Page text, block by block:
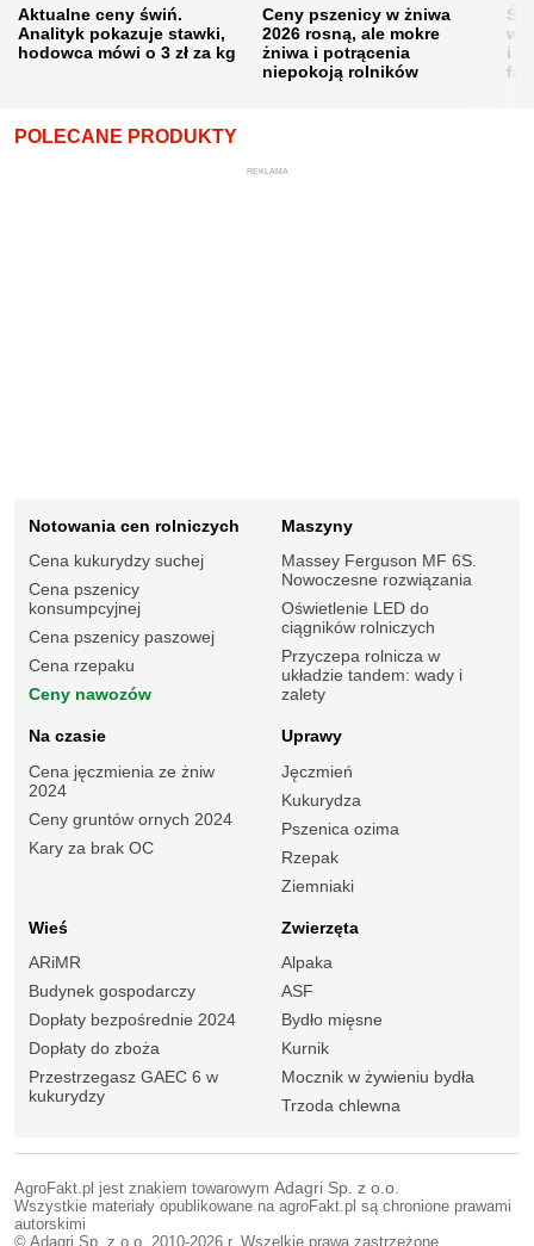
Aktualne ceny świń.
Analityk pokazuje stawki,
hodowca mówi o 3 zł za kg
Ceny pszenicy w żniwa
2026 rosną, ale mokre
żniwa i potrącenia
niepokoją rolników
i
POLECANE PRODUKTY
REKLAMA
Notowania cen rolniczych
Cena kukurydzy suchej
Cena pszenicy
konsumpcyjnej
Cena pszenicy paszowej
Cena rzepaku
Ceny nawozów
Maszyny
Massey Ferguson MF 6S.
Nowoczesne rozwiązania
Oświetlenie LED do
ciągników rolniczych
Przyczepa rolnicza w
układzie tandem: wady i
zalety
Na czasie
Cena jęczmienia ze żniw
2024
Ceny gruntów ornych 2024
Kary za brak OC
Uprawy
Jęczmień
Kukurydza
Pszenica ozima
Rzepak
Ziemniaki
Wieś
ARiMR
Budynek gospodarczy
Dopłaty bezpośrednie 2024
Dopłaty do zboża
Przestrzegasz GAEC 6 w
kukurydzy
Zwierzęta
Alpaka
ASF
Bydło mięsne
Kurnik
Mocznik w żywieniu bydła
Trzoda chlewna
AgroFakt.pl jest znakiem towarowym Adagri Sp. z o.o.
Wszystkie materiały opublikowane na agroFakt.pl są chronione prawami
autorskimi
© Adagri Sp. z o.o. 2010-2026 r. Wszelkie prawa zastrzeżone.